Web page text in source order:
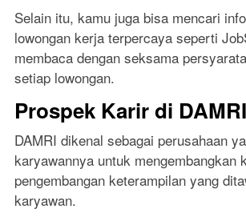
Selain itu, kamu juga bisa mencari
lowongan kerja terpercaya seperti
membaca dengan seksama
setiap lowongan.
Prospek Karir di DAMRI
DAMRI dikenal sebagai perusahaan
karyawannya untuk mengembangkan
pengembangan keterampilan yang
karyawan.